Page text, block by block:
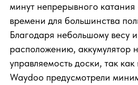
минут непрерывного
времени для большинства
Благодаря небольшому весу
расположению, аккумулятор
управляемость доски, так
Waydoo предусмотрели